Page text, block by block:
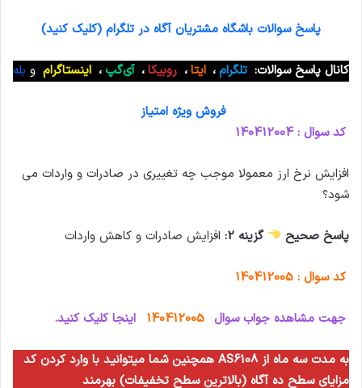
پاسخ سوالات باشگاه مشتریان آگاه در تلگرام (کلیک کنید)
کانال پاسخ سوالات: تلگرام، ایتا، روبیکا، آی‌گپ، اینستاگرام و بله
فروش ویژه امتیاز
کد سوال : 140412004
افزایش نرخ ارز معمولا موجب چه تغییری در صادرات و واردات می
شود؟
پاسخ صحیح گزینه 2: افزایش صادرات و کاهش واردات
کد سوال : 140412005
جهت مشاهده جواب سوال 140412005 اینجا کلیک کنید.
همچنین شما میتوانید با وارد کردن کد AS6108 به مدت سه ماه از
مزایای سطح ده آگاه (بالاترین سطح تخفیفات) بهرمند